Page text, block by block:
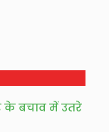
के बचाव में उतरे